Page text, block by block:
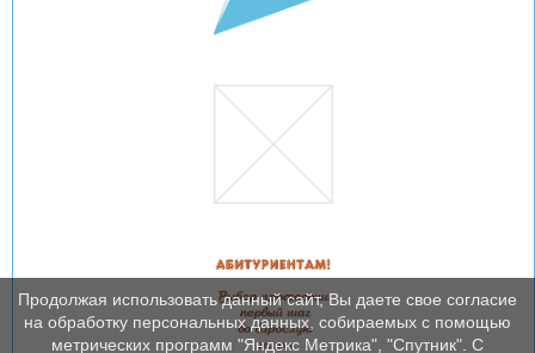
Продолжая использовать данный сайт, Вы даете свое согласие
на обработку персональных данных, собираемых с помощью
метрических программ "Яндекс Метрика", "Спутник". С